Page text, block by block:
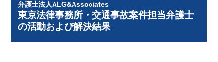
弁護士法人ALG&Associates
東京法律事務所・交通事故案件担当弁護士
の活動および解決結果